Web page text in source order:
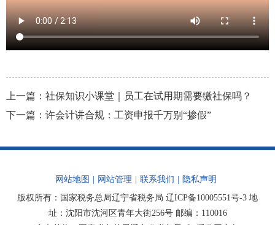
上一篇： 社保知识小课堂｜员工在试用期需要缴社保吗？
下一篇： 许会计讲合规：工资申报千万别“掺假”
网站地图 | 网站管理 | 联系我们 | 隐私声明
版权所有：国家税务总局辽宁省税务局 辽ICP备10005551号-3 地
址：沈阳市沈河区青年大街256号 邮编：110016